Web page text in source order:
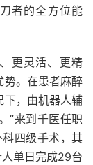
者的全方位能
更灵活、更精
势。在患者麻醉
下，由机器人辅
”来到千医任职
四级手术，其
单日完成29台